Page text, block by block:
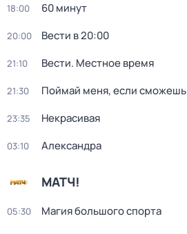
18:00 60 минут
20:00 Вести в 20:00
21:10 Вести. Местное время
21:30 Поймай меня, если сможешь
23:35 Некрасивая
03:10 Александра
МАТЧ!
05:30 Магия большого спорта